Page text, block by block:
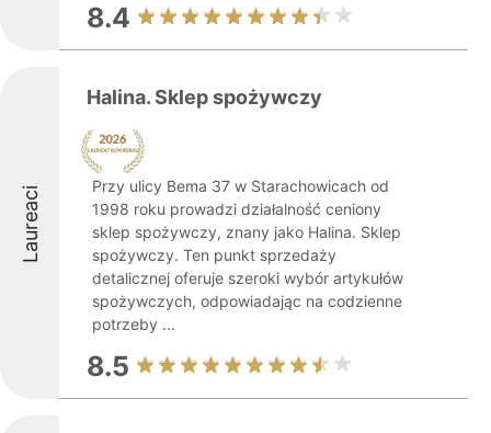
8.4
Laureaci
Halina. Sklep spożywczy
Przy ulicy Bema 37 w Starachowicach od
1998 roku prowadzi działalność ceniony
sklep spożywczy, znany jako Halina. Sklep
spożywczy. Ten punkt sprzedaży
detalicznej oferuje szeroki wybór artykułów
spożywczych, odpowiadając na codzienne
potrzeby ...
8.5